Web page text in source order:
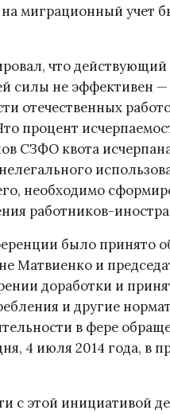
на миграционный учет
что
силы не эффективен —
отечественных
процент
СЗФО квота
необходимо
работников-
было принято
Матвиенко и
доработки и
и другие
в фере
4 июля 2014 года, в
с этой инициативой